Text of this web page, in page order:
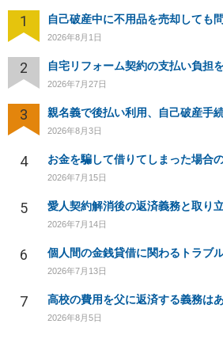
1 自己破産中に不用品を売却しても
2026年8月1日
2 自宅リフォーム契約の支払い負担
2026年7月27日
3 親名義で後払い利用、自己破産手
2026年8月3日
4 お金を騙して借りてしまった場合
2026年7月15日
5 愛人契約解消後の返済義務と取り
2026年7月14日
6 個人間の金銭貸借に関わるトラブ
2026年7月13日
7 高校の費用を父に返済する義務は
2026年8月5日